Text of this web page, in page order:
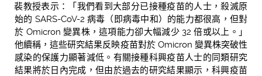
裴教授表示：「我們看到大部分已接種疫苗的人士，殺滅原
始的 SARS-CoV-2 病毒（即病毒中和）的能力都很高，但對
於 Omicron 變異株，這項能力卻大幅減少 32 倍或以上。」
他續稱，這些研究結果反映疫苗對於 Omicron 變異株突破性
感染的保護力顯著減低。有關接種科興疫苗人士的同類研究
結果將於日內完成，但由於過去的研究結果顯示，科興疫苗